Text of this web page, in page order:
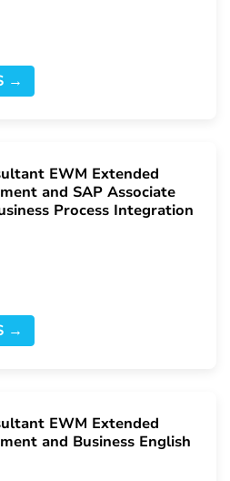
→
EWM Extended
and SAP Associate
Process Integration
→
EWM Extended
and Business English